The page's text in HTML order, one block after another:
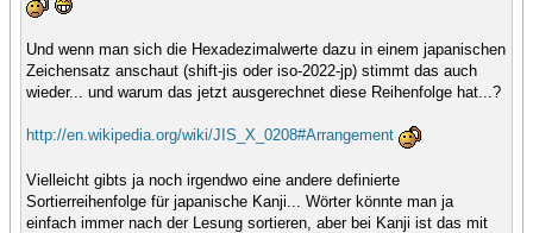
Und wenn man sich die Hexadezimalwerte dazu in einem japanischen
Zeichensatz anschaut (shift-jis oder iso-2022-jp) stimmt das auch
wieder... und warum das jetzt ausgerechnet diese Reihenfolge hat...?
http://en.wikipedia.org/wiki/JIS_X_0208#Arrangement
Vielleicht gibts ja noch irgendwo eine andere definierte
Sortierreihenfolge für japanische Kanji... Wörter könnte man ja
einfach immer nach der Lesung sortieren, aber bei Kanji ist das mit